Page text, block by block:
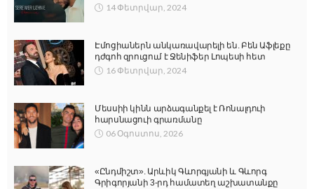
14 Փետրվար, 2024
Էմոցիաներն անկառավարելի են. Բեն Աֆլեքը
դժգոհ զրուցում է Ջենիֆեր Լոպեսի հետ
16 Փետրվար, 2024
Մեսսիի կինն արձագանքել է Ռոնալդուի
հարսնացուի գրառմանը
06 Օգոստոս, 2026
«Ընդմիշտ». Արևիկ Գևորգյանի և Գևորգ
Գրիգորյանի 3-րդ համատեղ աշխատանքը